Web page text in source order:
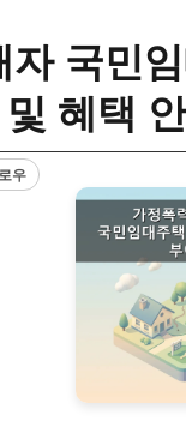
자 국민
혜택
우